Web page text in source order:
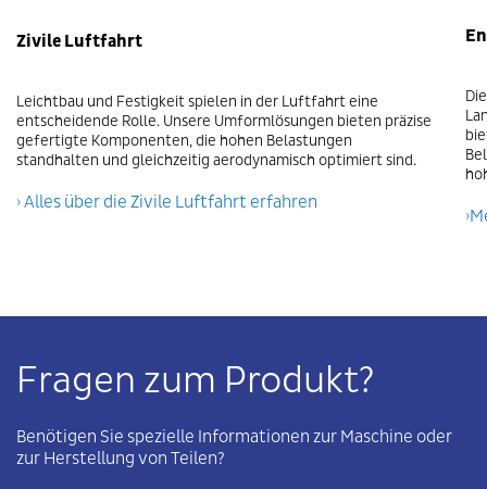
Zivile Luftfahrt
Leichtbau und Festigkeit spielen in der Luftfahrt eine
entscheidende Rolle. Unsere Umformlösungen bieten präzise
gefertigte Komponenten, die hohen Belastungen
standhalten und gleichzeitig aerodynamisch optimiert sind.
› Alles über die Zivile Luftfahrt erfahren
Fragen zum Produkt?
Benötigen Sie spezielle Informationen zur Maschine oder
zur Herstellung von Teilen?